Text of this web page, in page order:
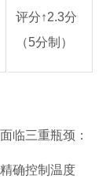
评分↑2.3分
（5分制）
临三重瓶颈：
确控制温度